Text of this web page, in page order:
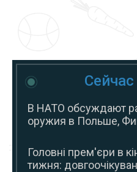
В НАТО обсуждают
оружия в Польше,
Головні прем'єри в
тижня: